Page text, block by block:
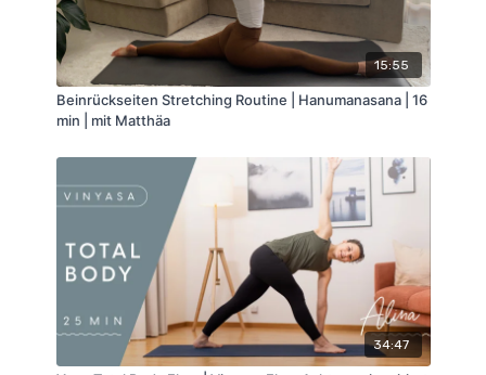
15:55
Beinrückseiten Stretching Routine | Hanumanasana | 16
min | mit Matthäa
34:47